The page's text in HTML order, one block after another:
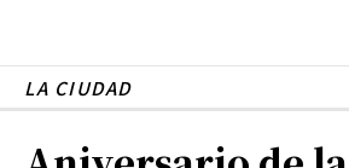
LA CIUDAD